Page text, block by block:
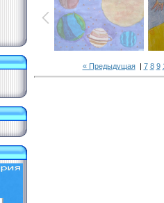
« Предыдущая| 7 8 9